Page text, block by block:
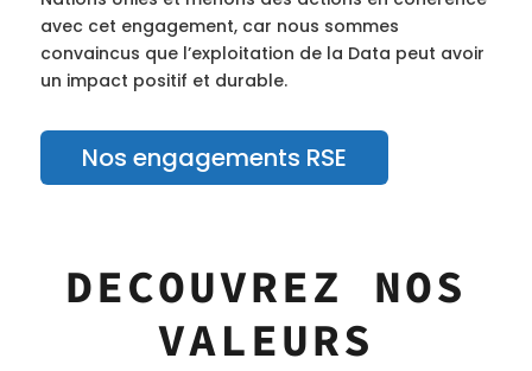
avec cet engagement, car nous sommes
convaincus que l’exploitation de la Data peut avoir
un impact positif et durable.
Nos engagements RSE
DECOUVREZ NOS
VALEURS